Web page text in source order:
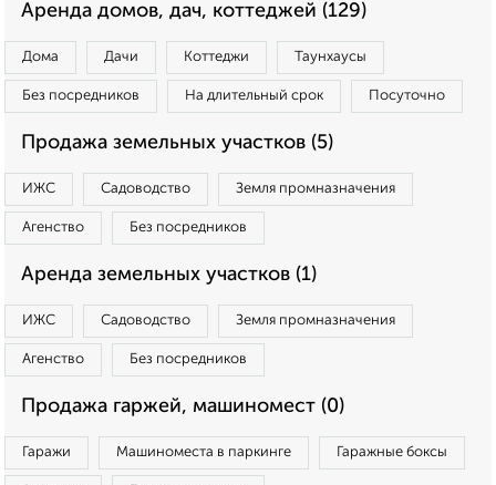
Аренда домов, дач, коттеджей (129)
Дома Дачи Коттеджи Таунхаусы
Без посредников На длительный срок Посуточно
Продажа земельных участков (5)
ИЖС Садоводство Земля промназначения
Агенство Без посредников
Аренда земельных участков (1)
ИЖС Садоводство Земля промназначения
Агенство Без посредников
Продажа гаржей, машиномест (0)
Гаражи Машиноместа в паркинге Гаражные боксы